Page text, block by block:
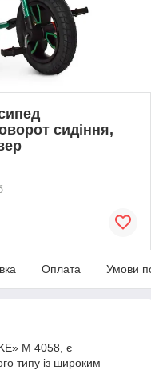
сидіння,
Оплата Умови
M 4058, є
типу із широким